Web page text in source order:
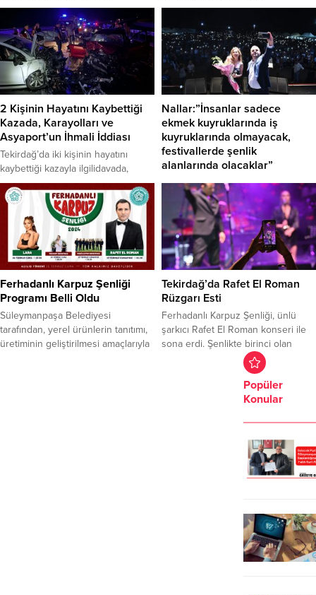
sonuçlarına göre; 2023 yılında 1
milyon 142 bin 451 olan
Tekirdağ’ın nüfusu, aldığı göçle
birlikte 24 bin 608 kişi artarak 1
milyon 167 bin 59’a yükseldi. İlçeler
bazında ise en yoğun...
gerçekleşen Global Biking Initiative
organizasyonuna, bu yıl
Türkiye’den üç kadın bisikletçi
katılıyor. Türkiye’nin aşı takviminde
yer almayan HPV aşısına ilişkin
farkındalık yaratmak ve destek
sağlamak amacıyla,855 kilometrelik
parkuru 7 günde tamamlayacaklar.
İtalya’nın Bolonya şehrinden 9
Haziran’da başlayacak olan sosyal
sorumluluk sürüşünde, her
bisikletçi kendi...
2 Kişinin Hayatını Kaybettiği
Kazada, Karayolları ve
Asyaport’un İhmali İddiası
Tekirdağ’da iki kişinin hayatını
kaybettiği kazayla ilgilidavada,
mahkeme sanığın tutukluluğuna
devam kararı verirken,Cumhuriyet
Başsavcılığından Karayolları ile ilgili
başlatılansoruşturma hakkında ve
Asyaport Limanı’nın ihmali ile
ilgilisoruşturma olup olmadığına
ilişkin bilgi talep etti. 1 Temmuz
2024’te Tekirdağ Süleymanpaşa
Barbaros Kumbağ yolunda bir
otomobilin ters yöne girmesiyle
meydana gelen kazada, iki otomobil
kafa...
Nallar:”İnsanlar sadece
ekmek kuyruklarında iş
kuyruklarında olmayacak,
festivallerde şenlik
alanlarında olacaklar”
Yerel ürünlerin tanıtımı kapsamında
düzenlenen Ferhadanlı Karpuz
Şenliğinde konuşan Süleymanpaşa
Belediye Başkanı Volkan Nallar,
tasarruf tedbirleri ve belediyenin
büyük bir borç ile
devralınmasından doğan bütçe
sorununa rağmen vatandaşları,
mutlu etmek adına yöresel
şenlikleri yapmaya devam
edeceklerini kaydetti. Tekirdağ’ın
kırsal mahallesi Ferhadanlı’da
üretimi yapılan, çevre il ve
ilçelerden talep edilen karpuz...
Ferhadanlı Karpuz Şenliği
Programı Belli Oldu
Süleymanpaşa Belediyesi
tarafından, yerel ürünlerin tanıtımı,
üretiminin geliştirilmesi amaçlarıyla
Tekirdağ’da Rafet El Roman
Rüzgarı Esti
Ferhadanlı Karpuz Şenliği, ünlü
şarkıcı Rafet El Roman konseri ile
sona erdi. Şenlikte birinci olan
karpuz ise açık arttırmaya çıkarıldı.
4 bin 500 TL’den başlayan açık
arttırma, 75 bin TL ile sonuçlandı.
Kırsal mahallelerin kalkınmasına
amacıyla Tekirdağ Süleymanpaşa
Belediyesi tarafından organize
Popüler
Konular